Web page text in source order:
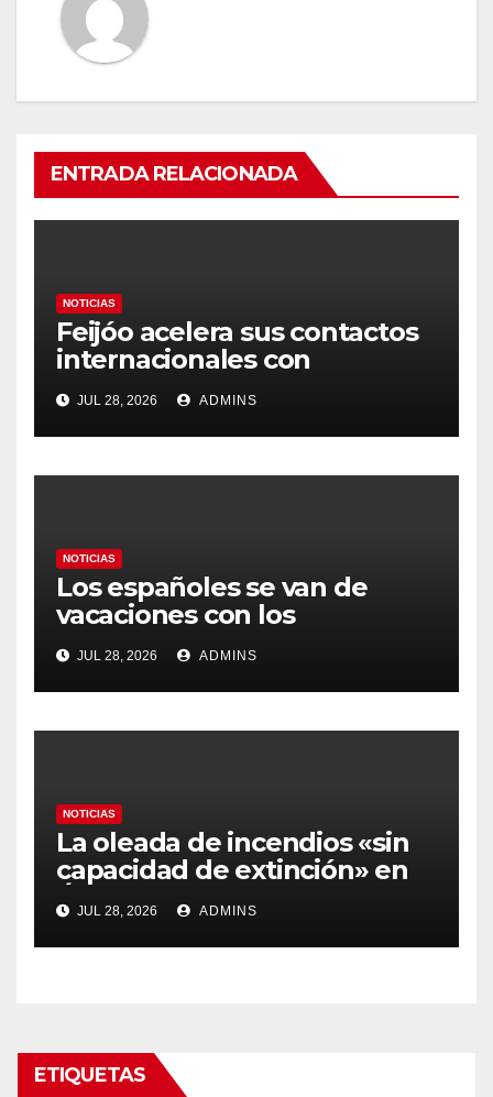
ENTRADA RELACIONADA
NOTICIAS
Feijóo acelera sus contactos
internacionales con
Latinoamérica como socio
prioritario en su agenda de
gobierno
JUL 28, 2026 ADMINS
NOTICIAS
Los españoles se van de
vacaciones con los
carburantes hasta un 21%
más caros que el año pasado
y los hoteles disparados
JUL 28, 2026 ADMINS
NOTICIAS
La oleada de incendios «sin
capacidad de extinción» en
Ávila y al oeste de Madrid
obliga a declarar la
emergencia nacional
JUL 28, 2026 ADMINS
ETIQUETAS